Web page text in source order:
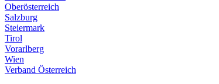
Oberösterreich
Salzburg
Steiermark
Tirol
Vorarlberg
Wien
Verband Österreich